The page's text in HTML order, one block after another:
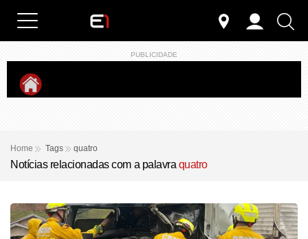
PUBLICIDADE
Home Tags quatro
Notícias relacionadas com a palavra quatro